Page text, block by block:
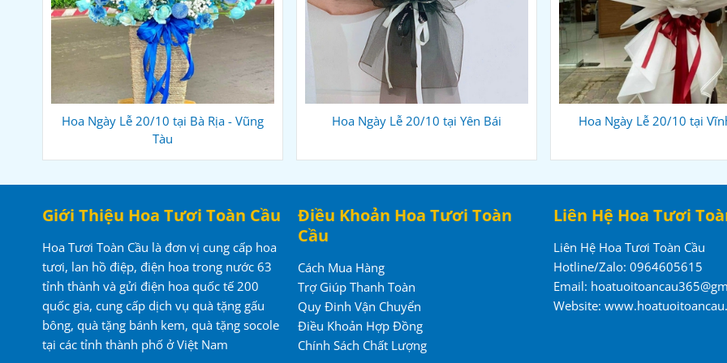
Hoa Ngày Lễ 20/10 tại Bà Rịa - Vũng
Tàu
Hoa Ngày Lễ 20/10 tại Yên Bái Hoa Ngày Lễ 20/10 tại
Giới Thiệu Hoa Tươi Toàn Cầu
Hoa Tươi Toàn Cầu là đơn vị cung cấp hoa
tươi, lan hồ điệp, điện hoa trong nước 63
tỉnh thành và gửi điện hoa quốc tế 200
quốc gia, cung cấp dịch vụ quà tặng gấu
bông, quà tặng bánh kem, quà tặng socole
tại các tỉnh thành phố ở Việt Nam
Điều Khoản Hoa Tươi Toàn
Cầu
Cách Mua Hàng
Trợ Giúp Thanh Toàn
Quy Đinh Vận Chuyển
Điều Khoản Hợp Đồng
Chính Sách Chất Lượng
Liên Hệ Hoa Tươi
Liên Hệ Hoa Tươi Toàn Cầu
Hotline/Zalo: 0964605615
Email:
Website: